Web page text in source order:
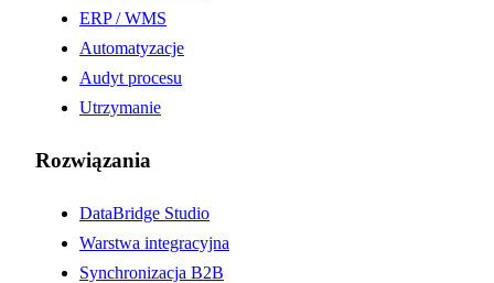
ERP / WMS
Automatyzacje
Audyt procesu
Utrzymanie
Rozwiązania
DataBridge Studio
Warstwa integracyjna
Synchronizacja B2B